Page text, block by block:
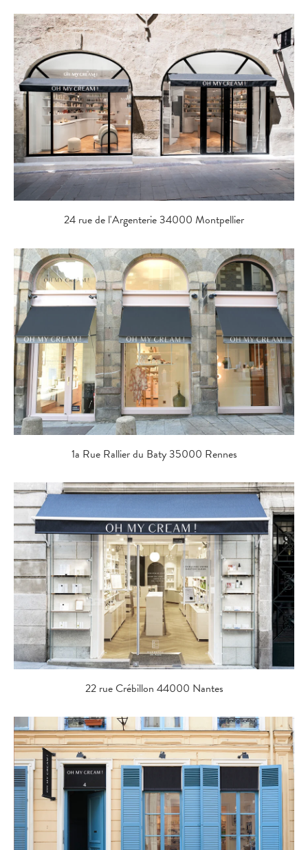
24 rue de l'Argenterie 34000 Montpellier
1a Rue Rallier du Baty 35000 Rennes
22 rue Crébillon 44000 Nantes